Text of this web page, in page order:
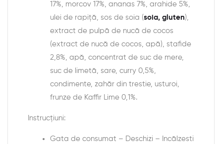
17%, morcov 17%, ananas 7%, arahide 5%,
ulei de rapiță, sos de soia (soia, gluten),
extract de pulpă de nucă de cocos
(extract de nucă de cocos, apă), stafide
2,8%, apă, concentrat de suc de mere,
suc de limetă, sare, curry 0,5%,
condimente, zahăr din trestie, usturoi,
frunze de Kaffir Lime 0,1%.
Instrucțiuni:
Gata de consumat – Deschizi – Incălzesti